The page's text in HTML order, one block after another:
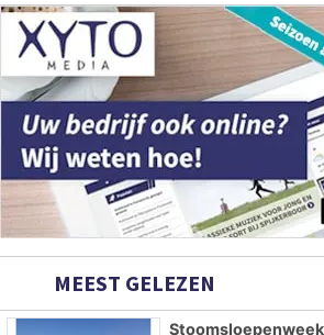
MEEST GELEZEN